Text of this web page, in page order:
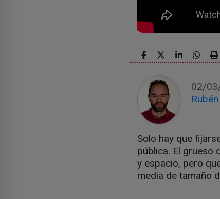
02/
Solo hay que
pública. El grueso
y espacio, pero
media de tamaño